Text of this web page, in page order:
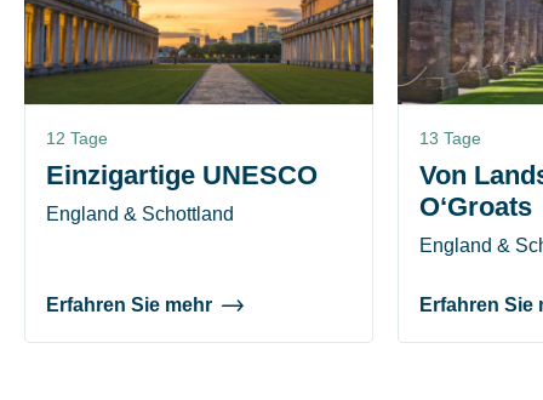
12 Tage
Einzigartige UNESCO
England & Schottland
Erfahren Sie mehr
13 Tage
Von
O‘Groats
England &
Erfahren Sie